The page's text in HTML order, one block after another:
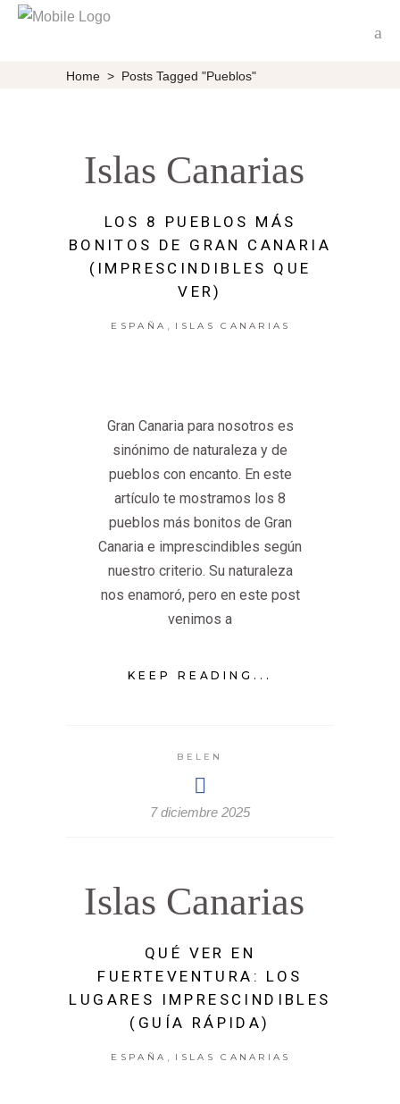
Home > Posts Tagged "Pueblos"
Islas Canarias
LOS 8 PUEBLOS MÁS
BONITOS DE GRAN CANARIA
(IMPRESCINDIBLES QUE
VER)
ESPAÑA , ISLAS CANARIAS
Gran Canaria para nosotros es
sinónimo de naturaleza y de
pueblos con encanto. En este
artículo te mostramos los 8
pueblos más bonitos de Gran
Canaria e imprescindibles según
nuestro criterio. Su naturaleza
nos enamoró, pero en este post
venimos a
KEEP READING...
BELEN
7 diciembre 2025
Islas Canarias
QUÉ VER EN
FUERTEVENTURA: LOS
LUGARES IMPRESCINDIBLES
(GUÍA RÁPIDA)
ESPAÑA , ISLAS CANARIAS